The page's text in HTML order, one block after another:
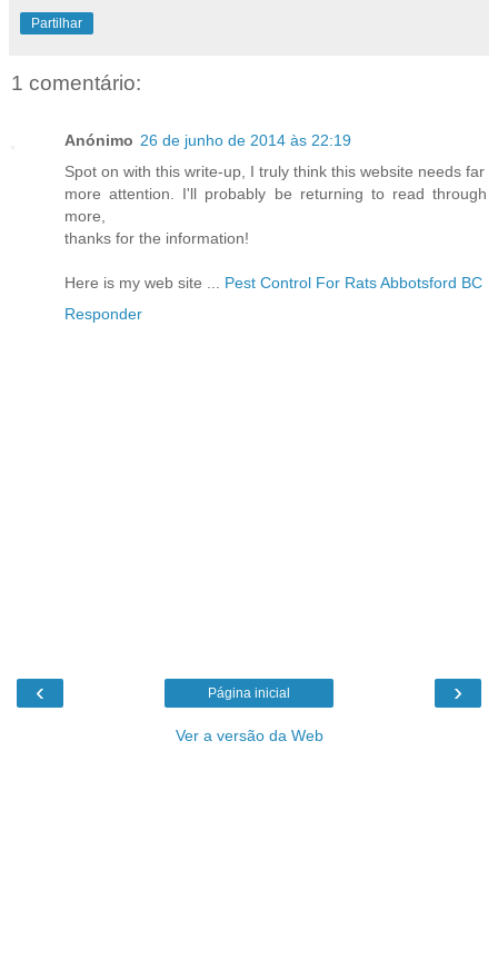
Partilhar
1 comentário:
Anónimo 26 de junho de 2014 às 22:19
Spot on with this write-up, I truly think this website needs far
more attention. I'll probably be returning to read through
more,
thanks for the information!
Here is my web site ... Pest Control For Rats Abbotsford BC
Responder
‹ ›
Página inicial
Ver a versão da Web